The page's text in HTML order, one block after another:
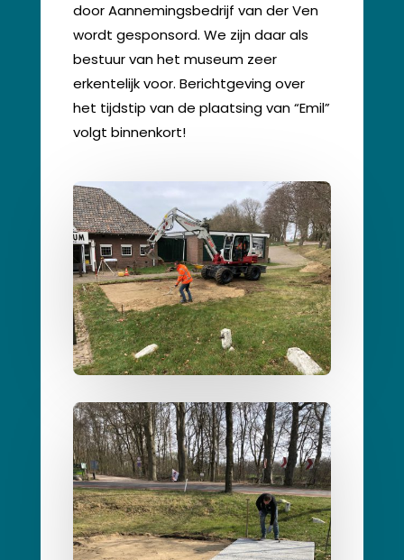
door Aannemingsbedrijf van der Ven
wordt gesponsord. We zijn daar als
bestuur van het museum zeer
erkentelijk voor. Berichtgeving over
het tijdstip van de plaatsing van “Emil”
volgt binnenkort!